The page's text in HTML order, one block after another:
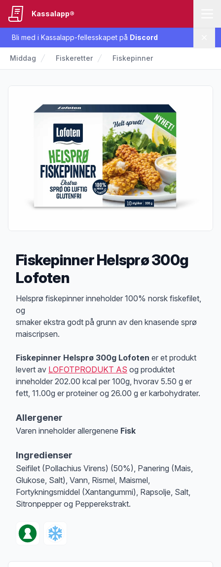
Bli med i Kassalapp-fellesskapet på Discord
Kassalapp®
Middag Fiskeretter Fiskepinner
Fiskepinner Helsprø 300g
Lofoten
Produktbeskrivelse
Helsprø fiskepinner inneholder 100% norsk fiskefilet,
og
smaker ekstra godt på grunn av den knasende sprø
maiscripsen.
Fiskepinner Helsprø 300g Lofoten er et produkt
levert av LOFOTPRODUKT AS og produktet
inneholder 202.00 kcal per 100g, hvorav 5.50 g er
fett, 11.00g er proteiner og 26.00 g er karbohydrater.
Allergener
Varen inneholder allergenene Fisk
Ingredienser
Seifilet (Pollachius Virens) (50%), Panering (Mais,
Glukose, Salt), Vann, Rismel, Maismel,
Fortykningsmiddel (Xantangummi), Rapsolje, Salt,
Sitronpepper og Pepperekstrakt.